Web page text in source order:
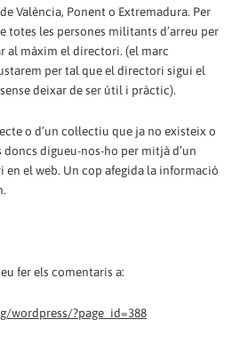
València, Ponent o Extremadura. Per
totes les persones militants d’arreu per
al màxim el directori. (el marc
per tal que el directori sigui el
deixar de ser útil i pràctic).
o d’un col·lectiu que ja no existeix o
doncs digueu-nos-ho per mitjà d’un
el web. Un cop afegida la informació
fer els comentaris a:
wordpress/?page_id=388